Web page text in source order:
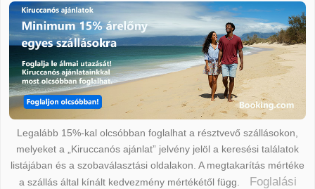
Legalább 15%-kal olcsóbban foglalhat a résztvevő szállásokon,
melyeket a „Kiruccanós ajánlat” jelvény jelöl a keresési találatok
listájában és a szobaválasztási oldalakon. A megtakarítás mértéke
a szállás által kínált kedvezmény mértékétől függ.
Foglalási